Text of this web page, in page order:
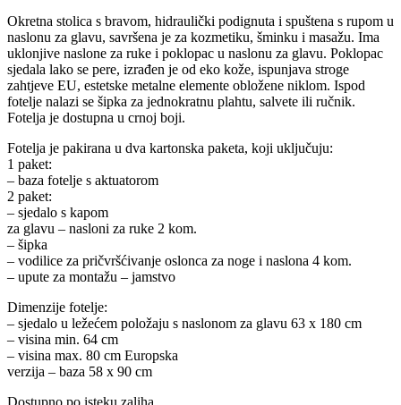
Okretna stolica s bravom, hidraulički podignuta i spuštena s rupom u
naslonu za glavu, savršena je za kozmetiku, šminku i masažu. Ima
uklonjive naslone za ruke i poklopac u naslonu za glavu. Poklopac
sjedala lako se pere, izrađen je od eko kože, ispunjava stroge
zahtjeve EU, estetske metalne elemente obložene niklom. Ispod
fotelje nalazi se šipka za jednokratnu plahtu, salvete ili ručnik.
Fotelja je dostupna u crnoj boji.
Fotelja je pakirana u dva kartonska paketa, koji uključuju:
1 paket:
– baza fotelje s aktuatorom
2 paket:
– sjedalo s kapom
za glavu – nasloni za ruke 2 kom.
– šipka
– vodilice za pričvršćivanje oslonca za noge i naslona 4 kom.
– upute za montažu – jamstvo
Dimenzije fotelje:
– sjedalo u ležećem položaju s naslonom za glavu 63 x 180 cm
– visina min. 64 cm
– visina max. 80 cm Europska
verzija – baza 58 x 90 cm